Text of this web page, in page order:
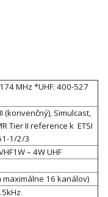
MHz *UHF: 400-527
(konvenčný), Simulcast,
Tier II reference k ETSI
1/2/3
– 4W UHF
maximálne 16 kanálov)